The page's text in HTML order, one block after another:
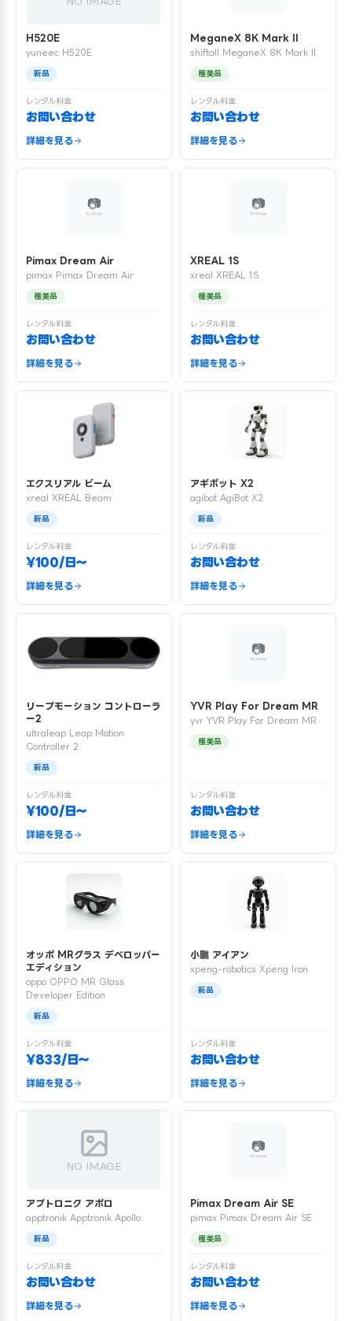
H520E
yuneec H520E
新品
レンタル料金
お問い合わせ
詳細を見る
MeganeX 8K Mark II
shiftall MeganeX 8K Mark II
極美品
レンタル料金
お問い合わせ
詳細を見る
Pimax Dream Air
pimax Pimax Dream Air
極美品
レンタル料金
お問い合わせ
詳細を見る
XREAL 1S
xreal XREAL 1S
極美品
レンタル料金
お問い合わせ
詳細を見る
エクスリアル ビーム
xreal XREAL Beam
新品
レンタル料金
¥100/日〜
詳細を見る
アギボット X2
agibot AgiBot X2
新品
レンタル料金
お問い合わせ
詳細を見る
リープモーション コントローラ
ー2
ultraleap Leap Motion
Controller 2
新品
レンタル料金
¥100/日〜
詳細を見る
YVR Play For Dream MR
yvr YVR Play For Dream MR
極美品
レンタル料金
お問い合わせ
詳細を見る
オッポ MRグラス デベロッパー
エディション
oppo OPPO MR Glass
Developer Edition
新品
レンタル料金
¥833/日〜
詳細を見る
小鵬 アイアン
xpeng-robotics Xpeng Iron
新品
レンタル料金
お問い合わせ
詳細を見る
NO IMAGE
アプトロニク アポロ
apptronik Apptronik Apollo
新品
レンタル料金
お問い合わせ
詳細を見る
Pimax Dream Air SE
pimax Pimax Dream Air SE
極美品
レンタル料金
お問い合わせ
詳細を見る